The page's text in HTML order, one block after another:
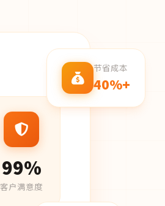
99%
客户满意度
节省成本
40%+